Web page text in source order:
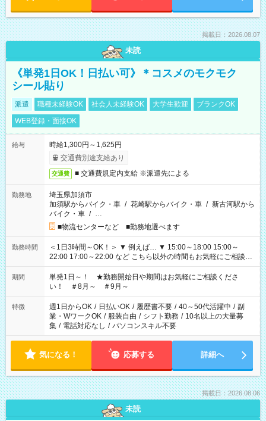
掲載日：2026.08.07
未読
《単発1日OK！日払い可》＊コスメのモクモク
シール貼り
派遣 職種未経験OK 社会人未経験OK 大学生歓迎
ブランクOK
WEB登録・面接OK
給与
時給1,300円～1,625円
交通費別途支給あり
交通費 ■ 交通費規定内支給 ※派遣先による
勤務地
埼玉県加須市
加須駅からバイク・車 / 花崎駅からバイク・車 / 新古河駅から
バイク・車 / …
■物流センターなど ■勤務地選べます
勤務時間
＜1日3時間～OK！＞ ▼ 例えば… ▼ 15:00～18:00 15:00～
22:00 17:00～22:00 など こちら以外の時間もお気軽にご相談く
ださい！
期間
単発1日～！ ★勤務開始日や期間はお気軽にご相談くださ
い！ ＃8月～ ＃9月～
特徴 週1日からOK / 日払いOK / 履歴書不要 / 40～50代活躍中 / 副
業・WワークOK / 服装自由 / シフト勤務 / 10名以上の大量募
集 / 電話対応なし / パソコンスキル不要
気になる！ 応募する 詳細へ
掲載日：2026.08.06
未読